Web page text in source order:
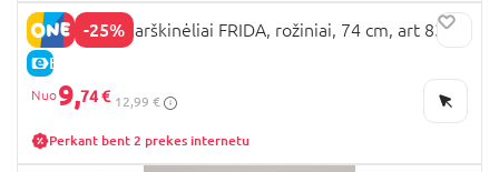
-25%
E-KAINA
VILAURITA marškinėliai FRIDA, rožiniai, 74 cm, art 836
9,74 € 12,99 €
Perkant bent 2 prekes internetu